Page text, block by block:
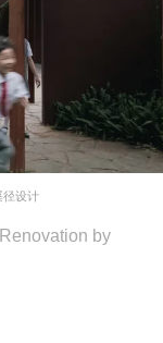
径设计
by